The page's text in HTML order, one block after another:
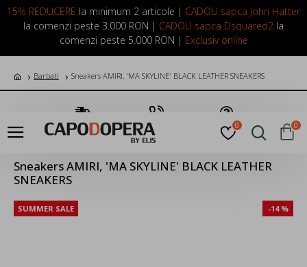
15% REDUCERE la minimum 2 articole | CADOU sapca John Hatter
la comenzi peste 3.000 RON | CADOU sapca Dsquared2 la
comenzi peste 5.000 RON | Exclusiv online
LOGIN INREGISTRARE
0 0
Barbati Sneakers AMIRI, 'MA SKYLINE' BLACK LEATHER SNEAKERS
Transport Gratuit Suna Acum Pune o Intrebare
Sneakers AMIRI, 'MA SKYLINE' BLACK LEATHER
SNEAKERS
SUMMER SALE -14 %